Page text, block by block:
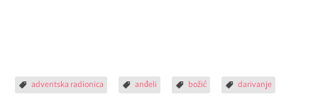
adventska radionica anđeli božić darivanje